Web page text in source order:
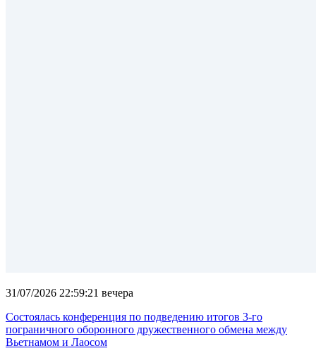
31/07/2026 22:59:21 вечера
Состоялась конференция по подведению итогов 3-го
пограничного оборонного дружественного обмена между
Вьетнамом и Лаосом